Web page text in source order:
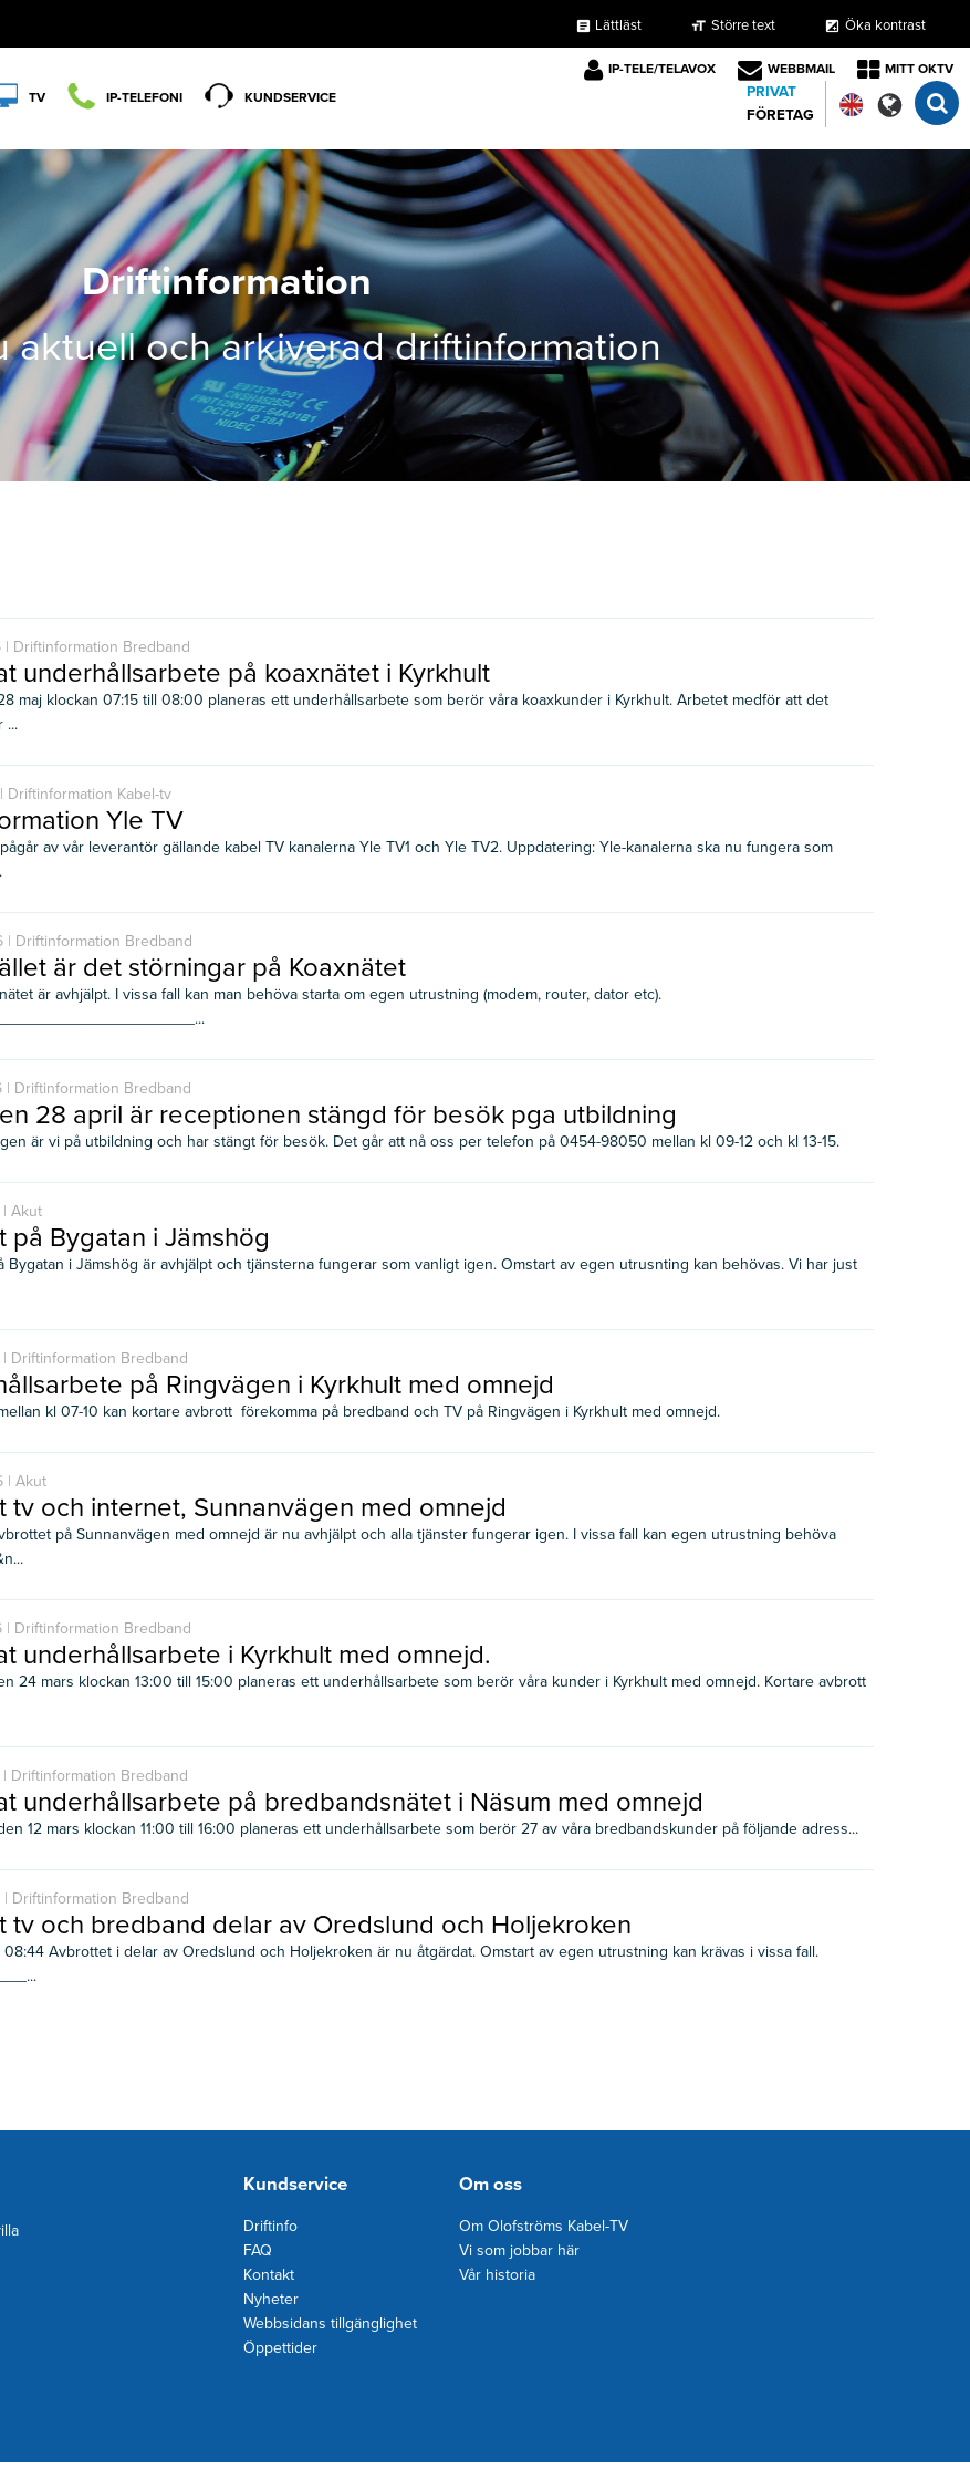
article Lättläst format_size Större text exposure Öka kontrast
TV IP-TELEFONI KUNDSERVICE
IP-TELE/TELAVOX WEBBMAIL MITT OKTV
PRIVAT
FÖRETAG
Driftinformation
aktuell och arkiverad driftinformation
| Driftinformation Bredband
underhållsarbete på koaxnätet i Kyrkhult
maj klockan 07:15 till 08:00 planeras ett underhållsarbete som berör våra koaxkunder i Kyrkhult. Arbetet medför att det
...
Driftinformation Kabel-tv
Yle TV
av vår leverantör gällande kabel TV kanalerna Yle TV1 och Yle TV2. Uppdatering: Yle-kanalerna ska nu fungera som
Driftinformation Bredband
är det störningar på Koaxnätet
är avhjälpt. I vissa fall kan man behöva starta om egen utrustning (modem, router, dator etc).
| Driftinformation Bredband
28 april är receptionen stängd för besök pga utbildning
är vi på utbildning och har stängt för besök. Det går att nå oss per telefon på 0454-98050 mellan kl 09-12 och kl 13-15.
Akut
på Bygatan i Jämshög
Bygatan i Jämshög är avhjälpt och tjänsterna fungerar som vanligt igen. Omstart av egen utrusnting kan behövas. Vi har just
Driftinformation Bredband
på Ringvägen i Kyrkhult med omnejd
kl 07-10 kan kortare avbrott förekomma på bredband och TV på Ringvägen i Kyrkhult med omnejd.
| Akut
tv och internet, Sunnanvägen med omnejd
på Sunnanvägen med omnejd är nu avhjälpt och alla tjänster fungerar igen. I vissa fall kan egen utrustning behöva
| Driftinformation Bredband
underhållsarbete i Kyrkhult med omnejd.
24 mars klockan 13:00 till 15:00 planeras ett underhållsarbete som berör våra kunder i Kyrkhult med omnejd. Kortare avbrott
Driftinformation Bredband
underhållsarbete på bredbandsnätet i Näsum med omnejd
12 mars klockan 11:00 till 16:00 planeras ett underhållsarbete som berör 27 av våra bredbandskunder på följande adress...
Driftinformation Bredband
tv och bredband delar av Oredslund och Holjekroken
Avbrottet i delar av Oredslund och Holjekroken är nu åtgärdat. Omstart av egen utrustning kan krävas i vissa fall.
Kundservice
Driftinfo
FAQ
Kontakt
Nyheter
Webbsidans tillgänglighet
Öppettider
Om oss
Om Olofströms Kabel-TV
Vi som jobbar här
Vår historia